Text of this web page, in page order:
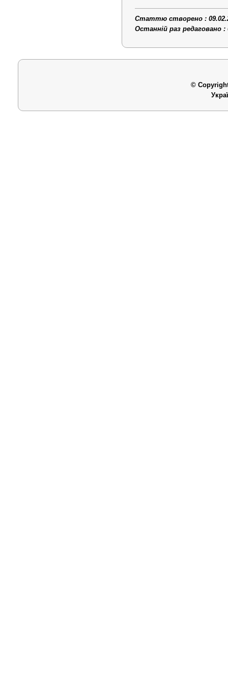
Статтю створено :
Останній раз редаговано :
©